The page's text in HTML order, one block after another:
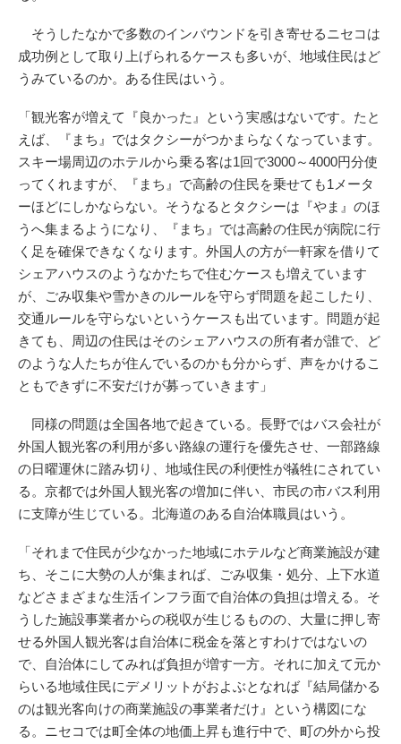
そうしたなかで多数のインバウンドを引き寄せるニセコは
成功例として取り上げられるケースも多いが、地域住民はど
うみているのか。ある住民はいう。
「観光客が増えて『良かった』という実感はないです。たと
えば、『まち』ではタクシーがつかまらなくなっています。
スキー場周辺のホテルから乗る客は1回で3000～4000円分使
ってくれますが、『まち』で高齢の住民を乗せても1メータ
ーほどにしかならない。そうなるとタクシーは『やま』のほ
うへ集まるようになり、『まち』では高齢の住民が病院に行
く足を確保できなくなります。外国人の方が一軒家を借りて
シェアハウスのようなかたちで住むケースも増えています
が、ごみ収集や雪かきのルールを守らず問題を起こしたり、
交通ルールを守らないというケースも出ています。問題が起
きても、周辺の住民はそのシェアハウスの所有者が誰で、ど
のような人たちが住んでいるのかも分からず、声をかけるこ
ともできずに不安だけが募っていきます」
同様の問題は全国各地で起きている。長野ではバス会社が
外国人観光客の利用が多い路線の運行を優先させ、一部路線
の日曜運休に踏み切り、地域住民の利便性が犠牲にされてい
る。京都では外国人観光客の増加に伴い、市民の市バス利用
に支障が生じている。北海道のある自治体職員はいう。
「それまで住民が少なかった地域にホテルなど商業施設が建
ち、そこに大勢の人が集まれば、ごみ収集・処分、上下水道
などさまざまな生活インフラ面で自治体の負担は増える。そ
うした施設事業者からの税収が生じるものの、大量に押し寄
せる外国人観光客は自治体に税金を落とすわけではないの
で、自治体にしてみれば負担が増す一方。それに加えて元か
らいる地域住民にデメリットがおよぶとなれば『結局儲かる
のは観光客向けの商業施設の事業者だけ』という構図にな
る。ニセコでは町全体の地価上昇も進行中で、町の外から投